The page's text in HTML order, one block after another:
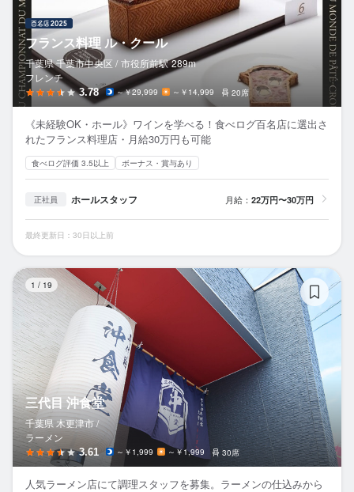
フランス料理 ル・クール
千葉県 千葉市中央区 / 市役所前駅 289m
フレンチ
3.78 ～￥29,999 ～￥14,999 20席
《未経験OK・ホール》ワインを学べる！食べログ百名店に選出さ
れたフランス料理店・月給30万円も可能
食べログ評価 3.5以上 ボーナス・賞与あり
正社員 ホールスタッフ 月給： 22万円〜30万円
最終更新日：30日以上前
1 / 19
三代目 沖食堂
千葉県 木更津市 /
ラーメン
3.61 ～￥1,999 ～￥1,999 30席
人気ラーメン店にて調理スタッフを募集。ラーメンの仕込みから